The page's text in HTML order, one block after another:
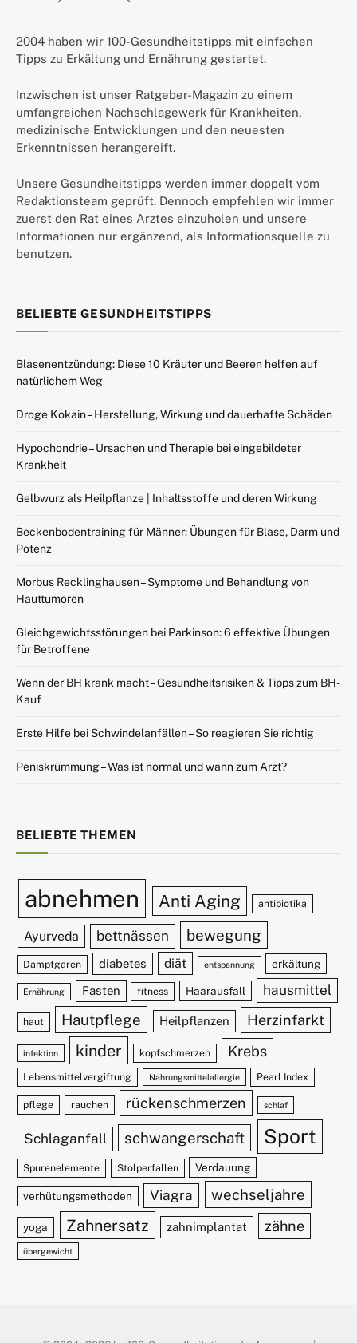
2004 haben wir 100-Gesundheitstipps mit einfachen
Tipps zu Erkältung und Ernährung gestartet.
Inzwischen ist unser Ratgeber-Magazin zu einem
umfangreichen Nachschlagewerk für Krankheiten,
medizinische Entwicklungen und den neuesten
Erkenntnissen herangereift.
Unsere Gesundheitstipps werden immer doppelt vom
Redaktionsteam geprüft. Dennoch empfehlen wir immer
zuerst den Rat eines Arztes einzuholen und unsere
Informationen nur ergänzend, als Informationsquelle zu
benutzen.
BELIEBTE GESUNDHEITSTIPPS
Blasenentzündung: Diese 10 Kräuter und Beeren helfen auf
natürlichem Weg
Droge Kokain – Herstellung, Wirkung und dauerhafte Schäden
Hypochondrie – Ursachen und Therapie bei eingebildeter
Krankheit
Gelbwurz als Heilpflanze | Inhaltsstoffe und deren Wirkung
Beckenbodentraining für Männer: Übungen für Blase, Darm und
Potenz
Morbus Recklinghausen – Symptome und Behandlung von
Hauttumoren
Gleichgewichtsstörungen bei Parkinson: 6 effektive Übungen
für Betroffene
Wenn der BH krank macht – Gesundheitsrisiken & Tipps zum BH-
Kauf
Erste Hilfe bei Schwindelanfällen – So reagieren Sie richtig
Peniskrümmung – Was ist normal und wann zum Arzt?
BELIEBTE THEMEN
abnehmen Anti Aging antibiotika
Ayurveda bettnässen bewegung
Dampfgaren diabetes diät entspannung erkältung
Ernährung Fasten fitness Haarausfall hausmittel
haut Hautpflege Heilpflanzen Herzinfarkt
infektion kinder kopfschmerzen Krebs
Lebensmittelvergiftung Nahrungsmittelallergie Pearl Index
pflege rauchen rückenschmerzen schlaf
Schlaganfall schwangerschaft Sport
Spurenelemente Stolperfallen Verdauung
verhütungsmethoden Viagra wechseljahre
yoga Zahnersatz zahnimplantat zähne
übergewicht